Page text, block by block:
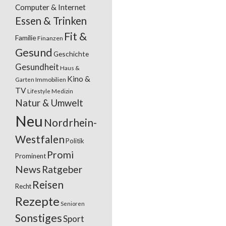
Computer & Internet
Essen & Trinken
FamilieFinanzen Fit &
Gesund Geschichte
Gesundheit Haus &
Garten Immobilien Kino &
TV Lifestyle Medizin
Natur & Umwelt
Neu Nordrhein-
WestfalenPolitik
Prominent Promi
News Ratgeber
Recht Reisen
Rezepte Senioren
SonstigesSport